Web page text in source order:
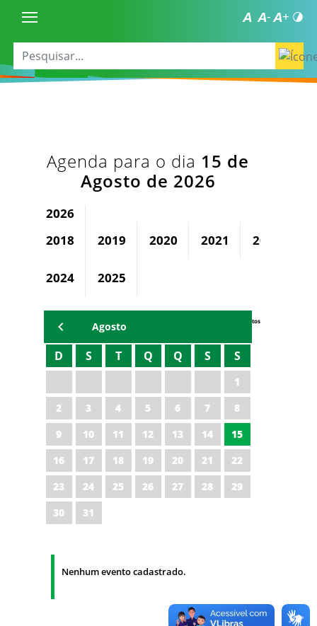
Agenda para o dia 15 de
Agosto de 2026
2026
2018
2019 2020 2021 2022
2024 2025
Eventos
Agosto
D S T Q Q S S
1
2
3 4 5 6 7
8
9
10 11 12 13 14
15
16
17 18 19 20 21
22
23
24 25 26 27 28
29
30
31
Nenhum evento cadastrado.